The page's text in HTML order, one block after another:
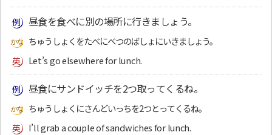
昼食を食べに別の場所に行きましょう。
ちゅうしょくをたべにべつのばしょにいきましょう。
Let’s go elsewhere for lunch.
昼食にサンドイッチを2つ取ってくるね。
ちゅうしょくにさんどいっちを2つとってくるね。
I’ll grab a couple of sandwiches for lunch.